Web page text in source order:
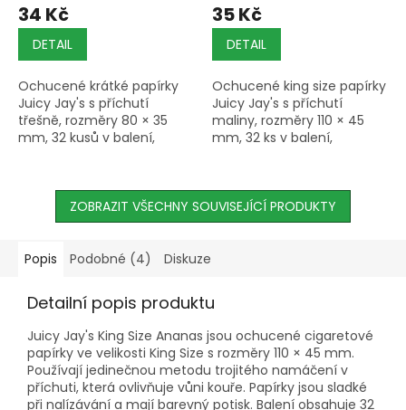
34 Kč
DETAIL
Ochucené krátké papírky
Juicy Jay's s příchutí
třešně, rozměry 80 × 35
mm, 32 kusů v balení,
příchuti.
35 Kč
DETAIL
Ochucené king size papírky
Juicy Jay's s příchutí
maliny, rozměry 110 × 45
mm, 32 ks v balení,
příchuti, s barevným
potiskem.
ZOBRAZIT VŠECHNY SOUVISEJÍCÍ PRODUKTY
Popis Podobné (4) Diskuze
Detailní popis produktu
Juicy Jay's King Size Ananas jsou ochucené cigaretové
papírky ve velikosti King Size s rozměry 110 × 45 mm.
Používají jedinečnou metodu trojitého namáčení v
příchuti, která ovlivňuje vůni kouře. Papírky jsou sladké
při nalízávání a mají barevný potisk. Balení obsahuje 32